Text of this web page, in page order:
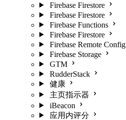
Firebase Firestore
Firebase Firestore
Firebase Functions
Firebase Firestore
Firebase Remote Config
Firebase Storage
GTM
RudderStack
健康
主页指示器
iBeacon
应用内评分